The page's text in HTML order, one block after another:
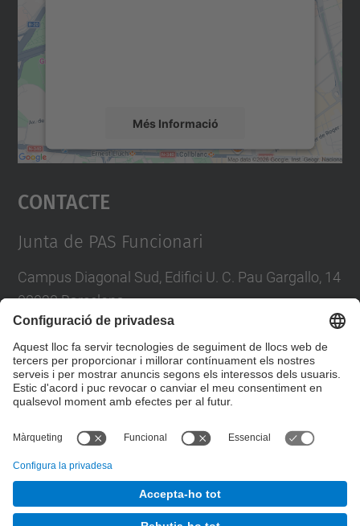
Més Informació
Accepta
powered by
Contacte
Junta de PAS Funcionari
Campus Diagonal Sud, Edifici U. C. Pau Gargallo, 14
08028 Barcelona
E-mail :junta.pasf@upc.edu
Formulari de contacte
Junta PAS Funcionari